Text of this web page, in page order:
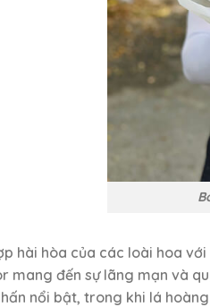
hài hòa của các loài hoa
mang đến sự lãng mạn và
nổi bật, trong khi lá